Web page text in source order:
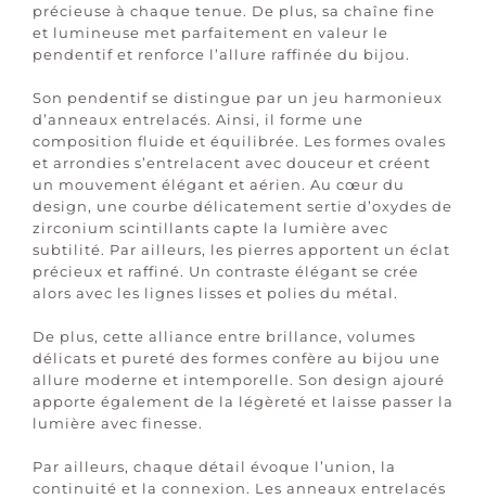
précieuse à chaque tenue. De plus, sa chaîne fine
et lumineuse met parfaitement en valeur le
pendentif et renforce l’allure raffinée du bijou.
Son pendentif se distingue par un jeu harmonieux
d’anneaux entrelacés. Ainsi, il forme une
composition fluide et équilibrée. Les formes ovales
et arrondies s’entrelacent avec douceur et créent
un mouvement élégant et aérien. Au cœur du
design, une courbe délicatement sertie d’oxydes de
zirconium scintillants capte la lumière avec
subtilité. Par ailleurs, les pierres apportent un éclat
précieux et raffiné. Un contraste élégant se crée
alors avec les lignes lisses et polies du métal.
De plus, cette alliance entre brillance, volumes
délicats et pureté des formes confère au bijou une
allure moderne et intemporelle. Son design ajouré
apporte également de la légèreté et laisse passer la
lumière avec finesse.
Par ailleurs, chaque détail évoque l’union, la
continuité et la connexion. Les anneaux entrelacés